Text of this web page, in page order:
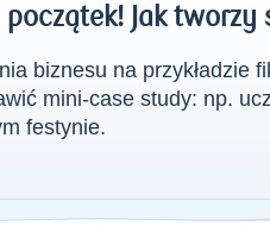
Jak tworzy
biznesu na przykładzie
mini-case study: np.
festynie.